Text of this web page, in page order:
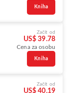
Kniha
Začít od
US$ 39.78
Cena za osobu
Kniha
Začít od
US$ 40.19